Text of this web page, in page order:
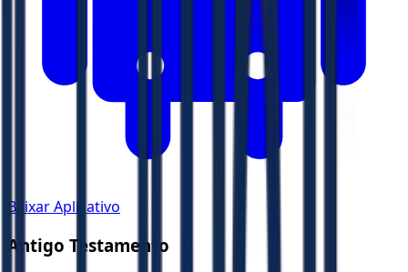
Baixar Aplicativo
Antigo Testamento